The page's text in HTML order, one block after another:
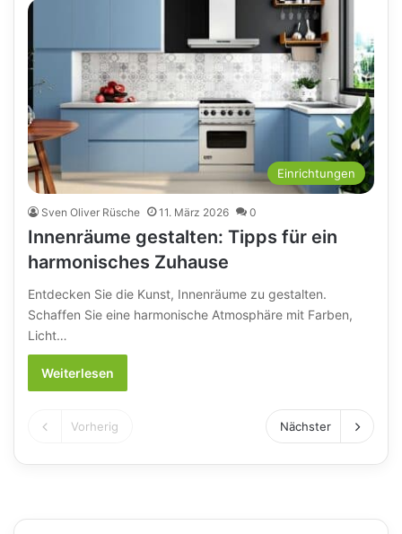
Einrichtungen
Sven Oliver Rüsche 11. März 2026 0
Innenräume gestalten: Tipps für ein
harmonisches Zuhause
Entdecken Sie die Kunst, Innenräume zu gestalten.
Schaffen Sie eine harmonische Atmosphäre mit Farben,
Licht…
Weiterlesen
Vorherig Nächster